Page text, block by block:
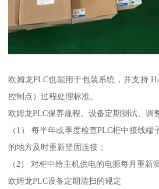
欧姆龙PLC也能用于包装系统，并支持
控制点）过程处理标准。
欧姆龙PLC保养规程、设备定期测试、调
（1） 每半年或季度检查PLC柜中接线
的地方及时重新坚固连接；
（2） 对柜中给主机供电的电源每月重新
欧姆龙PLC设备定期清扫的规定